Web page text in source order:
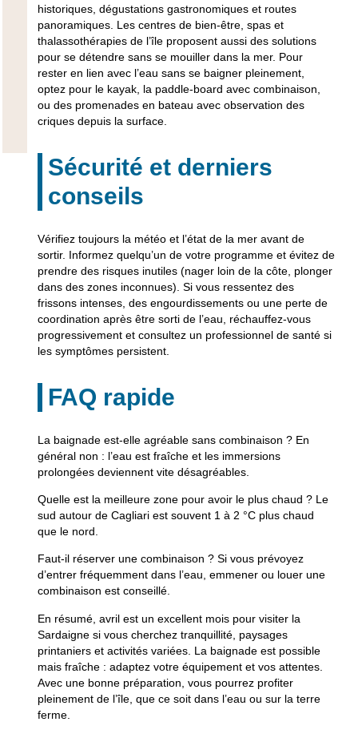
historiques, dégustations gastronomiques et routes
panoramiques. Les centres de bien-être, spas et
thalassothérapies de l’île proposent aussi des solutions
pour se détendre sans se mouiller dans la mer. Pour
rester en lien avec l’eau sans se baigner pleinement,
optez pour le kayak, la paddle-board avec combinaison,
ou des promenades en bateau avec observation des
criques depuis la surface.
Sécurité et derniers
conseils
Vérifiez toujours la météo et l’état de la mer avant de
sortir. Informez quelqu’un de votre programme et évitez de
prendre des risques inutiles (nager loin de la côte, plonger
dans des zones inconnues). Si vous ressentez des
frissons intenses, des engourdissements ou une perte de
coordination après être sorti de l’eau, réchauffez-vous
progressivement et consultez un professionnel de santé si
les symptômes persistent.
FAQ rapide
La baignade est-elle agréable sans combinaison ? En
général non : l’eau est fraîche et les immersions
prolongées deviennent vite désagréables.
Quelle est la meilleure zone pour avoir le plus chaud ? Le
sud autour de Cagliari est souvent 1 à 2 °C plus chaud
que le nord.
Faut-il réserver une combinaison ? Si vous prévoyez
d’entrer fréquemment dans l’eau, emmener ou louer une
combinaison est conseillé.
En résumé, avril est un excellent mois pour visiter la
Sardaigne si vous cherchez tranquillité, paysages
printaniers et activités variées. La baignade est possible
mais fraîche : adaptez votre équipement et vos attentes.
Avec une bonne préparation, vous pourrez profiter
pleinement de l’île, que ce soit dans l’eau ou sur la terre
ferme.